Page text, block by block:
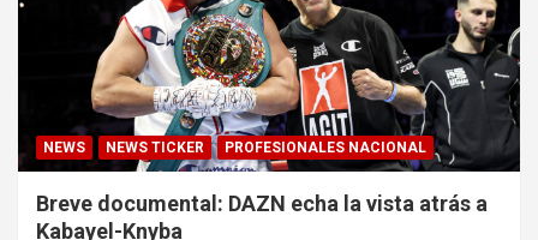
NEWS NEWS TICKER PROFESIONALES NACIONAL
Breve documental: DAZN echa la vista atrás a
Kabayel-Knyba